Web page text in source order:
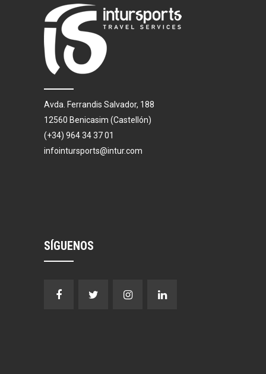
Avda. Ferrandis Salvador, 188
12560 Benicasim (Castellón)
(+34) 964 34 37 01
infointursports@intur.com
SÍGUENOS